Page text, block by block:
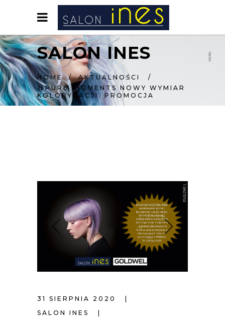
SALON INES
HOME/AKTUALNOŚCI
/
@PURE PIGMENTS NOWY WYMIAR
KOLORYZACJI. PROMOCJA
31 SIERPNIA 2020
SALON INES